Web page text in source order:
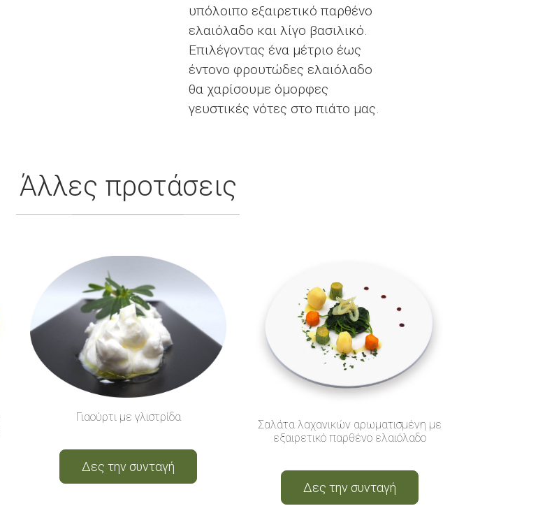
υπόλοιπο εξαιρετικό παρθένο
ελαιόλαδο και λίγο βασιλικό.
Επιλέγοντας ένα μέτριο έως
έντονο φρουτώδες ελαιόλαδο
θα χαρίσουμε όμορφες
γευστικές νότες στο πιάτο μας.
Άλλες προτάσεις
Γιαούρτι με γλιστρίδα
Δες την συνταγή
Σαλάτα λαχανικών αρωματισμένη με
εξαιρετικό παρθένο ελαιόλαδο
Δες την συνταγή